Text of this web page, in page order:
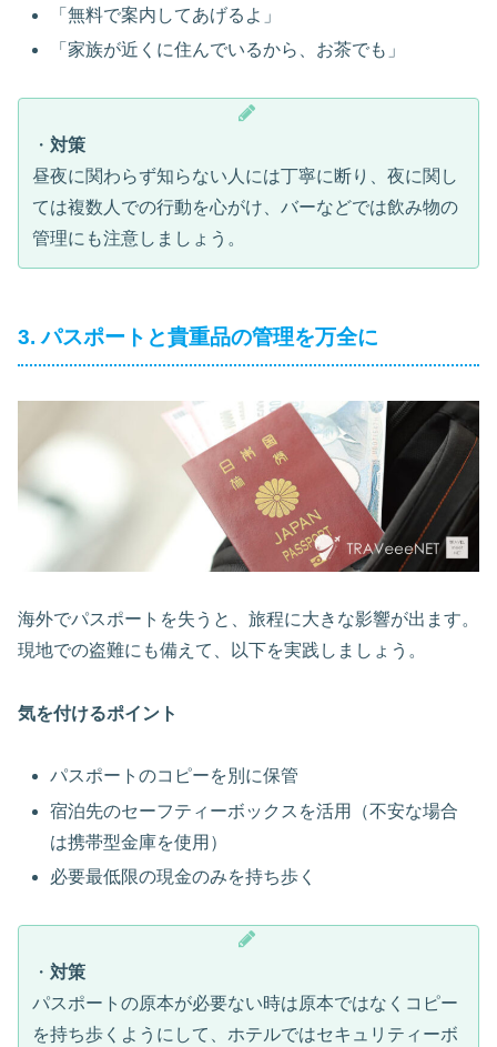
「無料で案内してあげるよ」
「家族が近くに住んでいるから、お茶でも」
・ 対策
昼夜に関わらず知らない人には丁寧に断り、夜に関し
ては複数人での行動を心がけ、バーなどでは飲み物の
管理にも注意しましょう。
3. パスポートと貴重品の管理を万全に
海外でパスポートを失うと、旅程に大きな影響が出ます。
現地での盗難にも備えて、以下を実践しましょう。
気を付けるポイント
パスポートのコピーを別に保管
宿泊先のセーフティーボックスを活用（不安な場合
は携帯型金庫を使用）
必要最低限の現金のみを持ち歩く
・ 対策
パスポートの原本が必要ない時は原本ではなくコピー
を持ち歩くようにして、ホテルではセキュリティーボ